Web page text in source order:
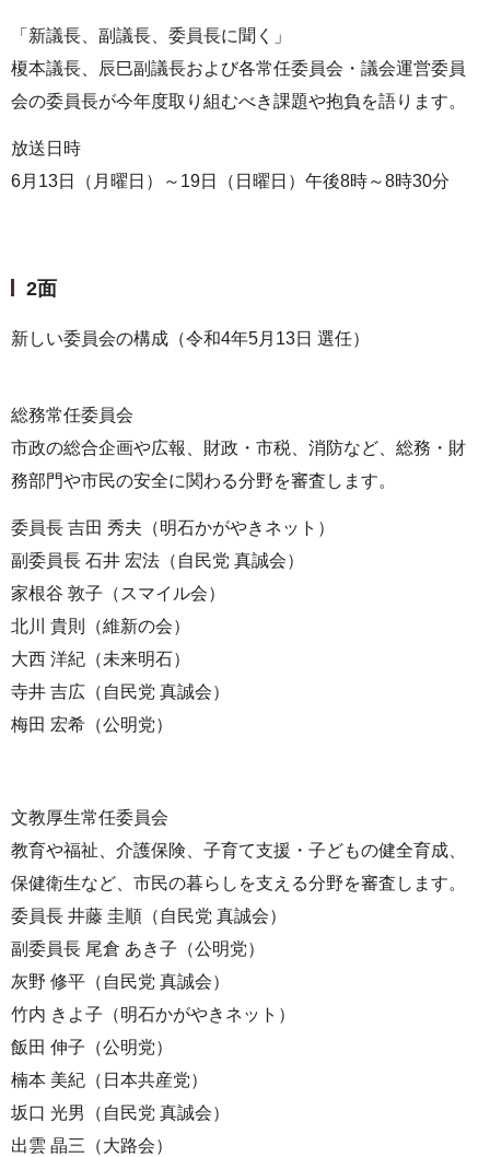
「新議長、副議長、委員長に聞く」
榎本議長、辰巳副議長および各常任委員会・議会運営委員
会の委員長が今年度取り組むべき課題や抱負を語ります。
放送日時
6月13日（月曜日）～19日（日曜日）午後8時～8時30分
2面
新しい委員会の構成（令和4年5月13日 選任）
総務常任委員会
市政の総合企画や広報、財政・市税、消防など、総務・財
務部門や市民の安全に関わる分野を審査します。
委員長 吉田 秀夫（明石かがやきネット）
副委員長 石井 宏法（自民党 真誠会）
家根谷 敦子（スマイル会）
北川 貴則（維新の会）
大西 洋紀（未来明石）
寺井 吉広（自民党 真誠会）
梅田 宏希（公明党）
文教厚生常任委員会
教育や福祉、介護保険、子育て支援・子どもの健全育成、
保健衛生など、市民の暮らしを支える分野を審査します。
委員長 井藤 圭順（自民党 真誠会）
副委員長 尾倉 あき子（公明党）
灰野 修平（自民党 真誠会）
竹内 きよ子（明石かがやきネット）
飯田 伸子（公明党）
楠本 美紀（日本共産党）
坂口 光男（自民党 真誠会）
出雲 晶三（大路会）